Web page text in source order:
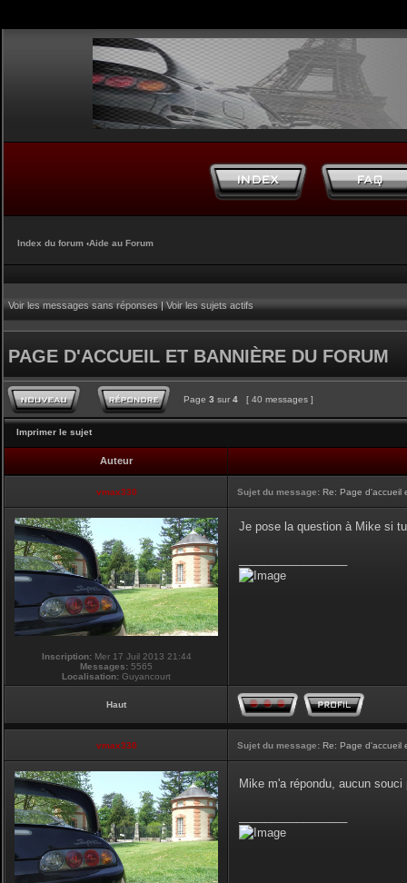
Index du forum ‹Aide au Forum
Voir les messages sans réponses|Voir les sujets actifs
PAGE D'ACCUEIL ET BANNIÈRE DU FORUM
Page 3 sur 4 [ 40 messages ]
Imprimer le sujet
Auteur
vmax330 Sujet du message: Re: Page d'accueil
Inscription:Mer 17 Juil 2013 21:44
Messages: 5565
Localisation: Guyancourt
Je pose la question à Mike si
Haut
vmax330 Sujet du message: Re: Page d'accueil
Mike m'a répondu, aucun